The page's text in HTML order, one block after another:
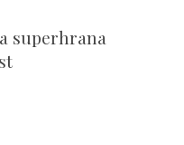
superhrana